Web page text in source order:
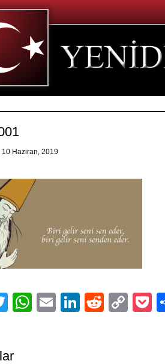
10 Haziran, 2019
TwitterWhatsApp
EmailLinkedIn
Reddit